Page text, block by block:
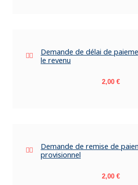
Demande de délai de
le revenu
Prix
2,00 €
Demande de remise de
provisionnel
Prix
2,00 €